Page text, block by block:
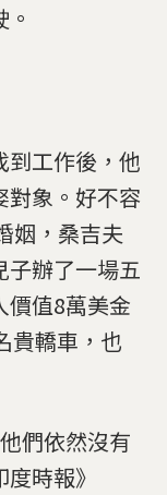
到工作後，他
對象。好不容
姻，桑吉夫
辦了一場五
價值8萬美金
貴轎車，也
們依然沒有
時報》